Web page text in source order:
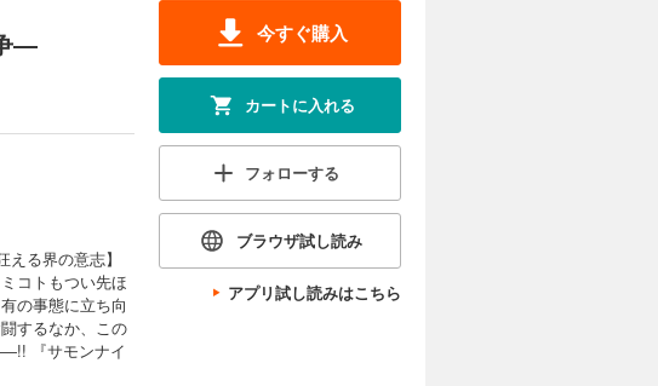
―
る界の意志】
コトもつい先ほ
の事態に立ち向
するなか、この
『サモンナイ
今すぐ購入
カートに入れる
フォローする
ブラウザ試し読み
アプリ試し読みはこちら